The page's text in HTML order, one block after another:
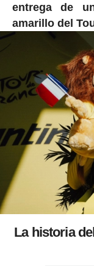
entrega de
amarillo del
La historia